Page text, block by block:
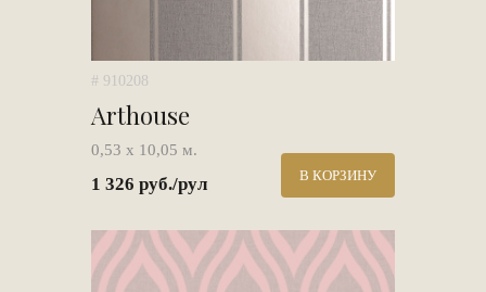
# 910208
Arthouse
0,53 х 10,05 м.
1 326 руб./рул В КОРЗИНУ